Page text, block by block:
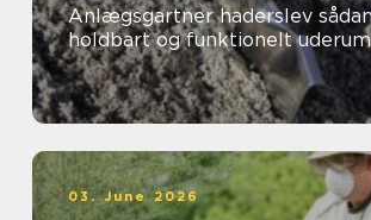
Anlægsgartner haderslev sådan får du et
holdbart og funktionelt uderum
03. June 2026